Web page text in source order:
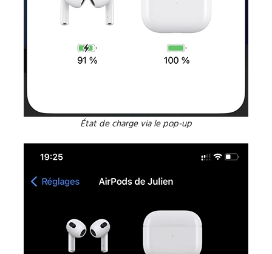
État de charge via le pop-up